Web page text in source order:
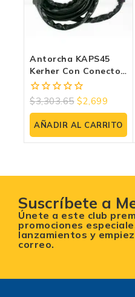
Antorcha KAPS45
Kerher Con Conector
Central
0
fuera
de
5
$3,303.65 $2,699
AÑADIR AL CARRITO
Suscríbete a
Únete a este club
promociones
lanzamientos y
correo.